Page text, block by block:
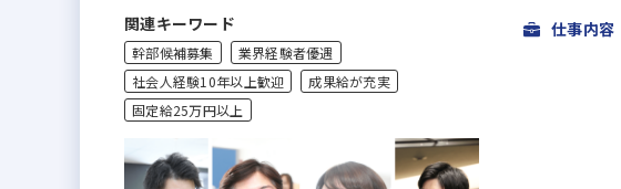
関連キーワード
幹部候補募集
業界経験者優遇
社会人経験10年以上歓迎
成果給が充実
固定給25万円以上
仕事内容